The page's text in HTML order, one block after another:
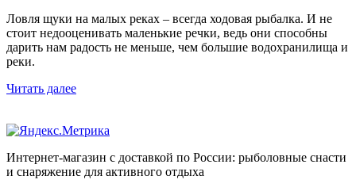
Ловля щуки на малых реках – всегда ходовая рыбалка. И не
стоит недооценивать маленькие речки, ведь они способны
дарить нам радость не меньше, чем большие водохранилища и
реки.
Читать далее
Интернет-магазин с доставкой по России: рыболовные снасти
и снаряжение для активного отдыха